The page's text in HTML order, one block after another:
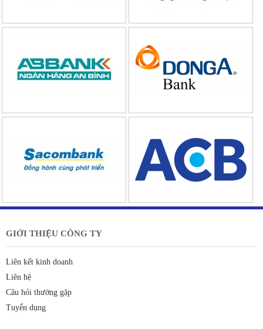
GIỚI THIỆU CÔNG TY
Liên kết kinh doanh
Liên hệ
Câu hỏi thường gặp
Tuyển dụng